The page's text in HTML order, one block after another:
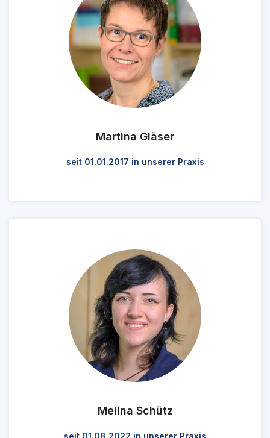
Martina Gläser
seit 01.01.2017 in unserer Praxis
Melina Schütz
seit 01.08.2022 in unserer Praxis